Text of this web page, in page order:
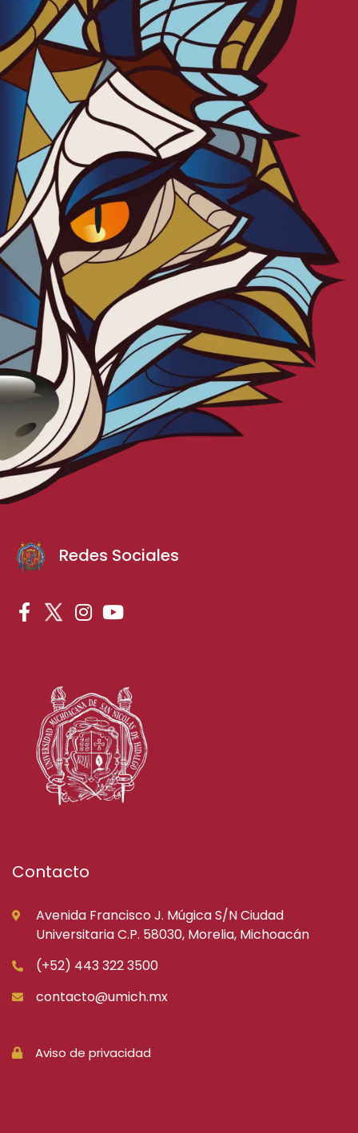
Redes Sociales
Contacto
Avenida Francisco J. Múgica S/N Ciudad
Universitaria C.P. 58030, Morelia, Michoacán
(+52) 443 322 3500
contacto@umich.mx
Aviso de privacidad